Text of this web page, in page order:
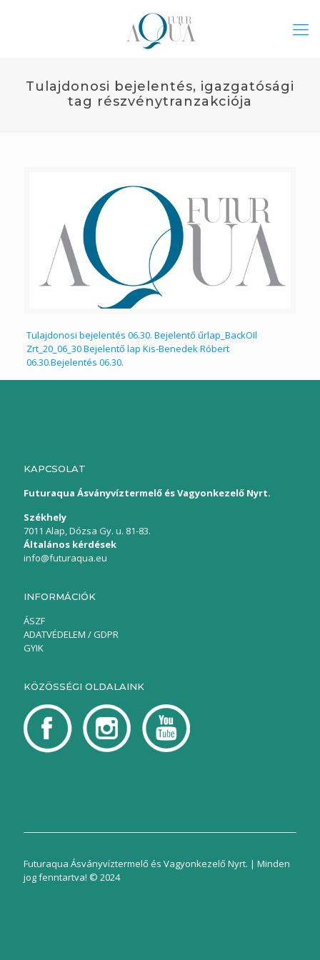
Tulajdonosi bejelentés, igazgatósági
tag részvénytranzakciója
Tulajdonosi bejelentés 06.30. Bejelentő űrlap_BackOIl
Zrt_20_06_30Bejelentő lap Kis-Benedek Róbert
06.30.Bejelentés 06.30.
KAPCSOLAT
Futuraqua Ásványvíztermelő és Vagyonkezelő Nyrt.
Székhely
7011 Alap, Dózsa Gy. u. 81-83.
Általános kérdések
info@futuraqua.eu
INFORMÁCIÓK
ÁSZF
ADATVÉDELEM / GDPR
GYIK
KÖZÖSSÉGI OLDALAINK
Futuraqua Ásványvíztermelő és Vagyonkezelő Nyrt. | Minden
jog fenntartva! © 2024